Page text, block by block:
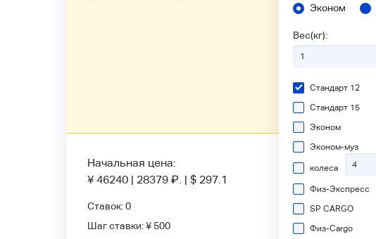
Начальная цена:
¥ 46240 | 28379 ₽. | $ 297.1
Ставок:0
Шаг ставки:¥ 500
Эконом
Вес(кг):
Стандарт 12
Стандарт 15
Эконом
Эконом-муз
колеса
Физ-Экспресс
SP CARGO
Физ-Сargo